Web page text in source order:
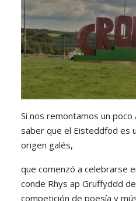
Si nos remontamos un
saber que el Eisteddfod es
origen galés,
que comenzó a celebrarse
conde Rhys ap Gruffyddd
competición de poesía y